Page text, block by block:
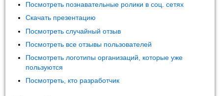
Посмотреть познавательные ролики в соц. сетях
Скачать презентацию
Посмотреть случайный отзыв
Посмотреть все отзывы пользователей
Посмотреть логотипы организаций, которые уже
пользуются
Посмотреть, кто разработчик